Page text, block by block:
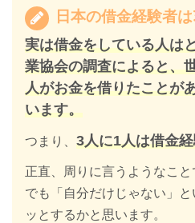
日本の借金経験者
実は借金をしている人は
業協会の調査によると、
人がお金を借りたことが
います。
つまり、 3人に1人は借金
正直、周りに言うようなこ
でも「自分だけじゃない」
ッとするかと思います。